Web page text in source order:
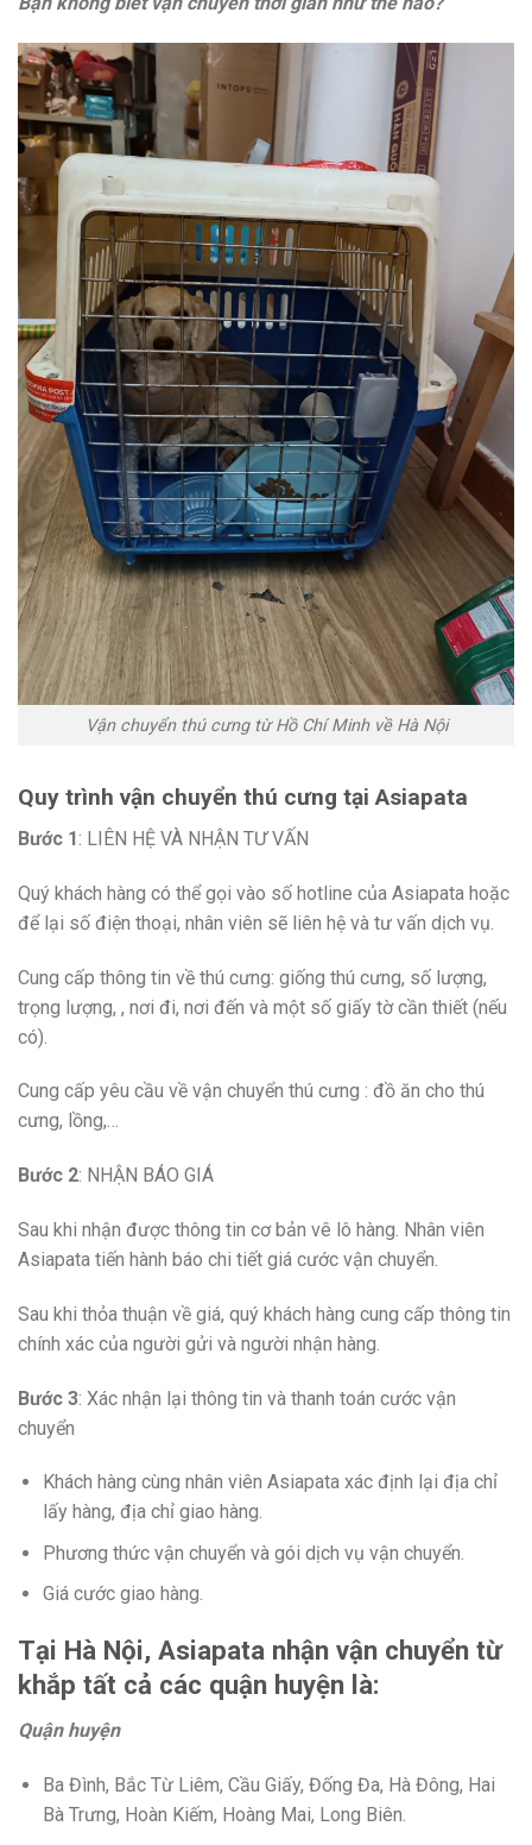
Vận chuyển thú cưng từ Hồ Chí Minh về Hà Nội
Quy trình vận chuyển thú cưng tại Asiapata
Bước 1: LIÊN HỆ VÀ NHẬN TƯ VẤN
Quý khách hàng có thể gọi vào số hotline của Asiapata hoặc
để lại số điện thoại, nhân viên sẽ liên hệ và tư vấn dịch vụ.
Cung cấp thông tin về thú cưng: giống thú cưng, số lượng,
trọng lượng, , nơi đi, nơi đến và một số giấy tờ cần thiết (nếu
có).
Cung cấp yêu cầu về vận chuyển thú cưng : đồ ăn cho thú
cưng, lồng,…
Bước 2: NHẬN BÁO GIÁ
Sau khi nhận được thông tin cơ bản vê lô hàng. Nhân viên
Asiapata tiến hành báo chi tiết giá cước vận chuyển.
Sau khi thỏa thuận về giá, quý khách hàng cung cấp thông tin
chính xác của người gửi và người nhận hàng.
Bước 3: Xác nhận lại thông tin và thanh toán cước vận
chuyển
Khách hàng cùng nhân viên Asiapata xác định lại địa chỉ
lấy hàng, địa chỉ giao hàng.
Phương thức vận chuyển và gói dịch vụ vận chuyển.
Giá cước giao hàng.
Tại Hà Nội, Asiapata nhận vận chuyển từ
khắp tất cả các quận huyện là:
Quận huyện
Ba Đình, Bắc Từ Liêm, Cầu Giấy, Đống Đa, Hà Đông, Hai
Bà Trưng, Hoàn Kiếm, Hoàng Mai, Long Biên.